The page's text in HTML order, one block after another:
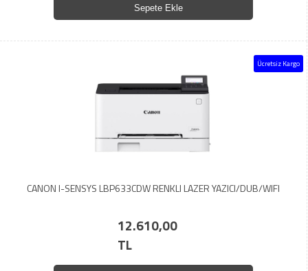
Sepete Ekle
Ücretsiz Kargo
CANON I-SENSYS LBP633CDW RENKLI LAZER YAZICI/DUB/WIFI
12.610,00
TL